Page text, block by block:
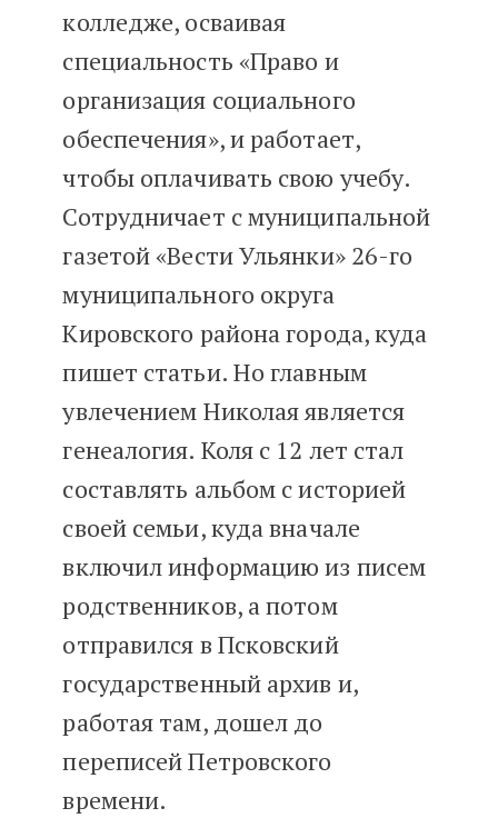
колледже, осваивая
специальность «Право и
организация социального
обеспечения», и работает,
чтобы оплачивать свою учебу.
Сотрудничает с муниципальной
газетой «Вести Ульянки» 26-го
муниципального округа
Кировского района города, куда
пишет статьи. Но главным
увлечением Николая является
генеалогия. Коля с 12 лет стал
составлять альбом с историей
своей семьи, куда вначале
включил информацию из писем
родственников, а потом
отправился в Псковский
государственный архив и,
работая там, дошел до
переписей Петровского
времени.